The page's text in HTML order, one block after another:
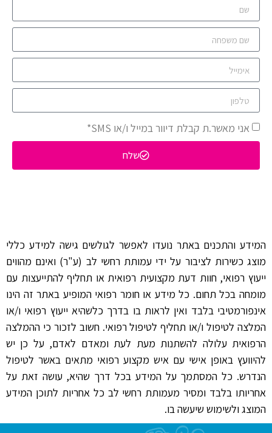
אני מאשר.ת קבלת דיוור במייל ו/או SMS*
שלח
המידע והתכנים באתר נועדו לאפשר לגולשים גישה למידע כללי
מוצג כשירות לציבור על ידי עמותת רחשי לב (ע"ר) ואינם מהווים
ייעוץ רפואי, חוות דעת מקצועית רפואית או תחליף להתייעצות עם
מומחה בכל תחום. כל מידע או חומר רפואי המופיע באתר זה הינו
אינפורמטיבי בלבד ואין לראות בו בדרך כלשהיא ייעוץ רפואי ו/או
המלצה לטיפול ו/או תחליף לטיפול רפואי. חשוב לזכור כי ההמלצה
הרפואית עלולה להשתנות מעת לעת ומאדם לאדם, על כן יש
להיוועץ באופן אישי עם איש מקצוע רפואי מתאים באשר לטיפול
הנדרש. כל המסתמך על המידע בכל דרך שהיא, עושה זאת על
אחריותו בלבד ומסיר מעמותת רחשי לב כל אחריות לתוכן המידע
המוצג ולשימוש שיעשה בו.